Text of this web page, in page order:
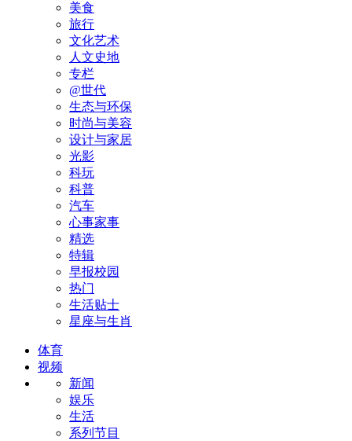
美食
旅行
文化艺术
人文史地
专栏
@世代
生态与环保
时尚与美容
设计与家居
光影
科玩
科普
汽车
心事家事
精选
特辑
早报校园
热门
生活贴士
星座与生肖
体育
视频
新闻
娱乐
生活
系列节目